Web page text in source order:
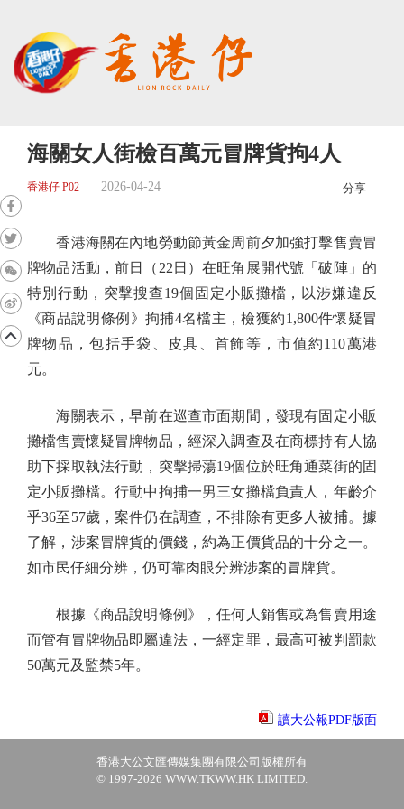
海關女人街檢百萬元冒牌貨拘4人
香港仔 P02 2026-04-24 分享
香港海關在內地勞動節黃金周前夕加強打擊售賣冒
牌物品活動，前日（22日）在旺角展開代號「破陣」的
特別行動，突擊搜查19個固定小販攤檔，以涉嫌違反
《商品說明條例》拘捕4名檔主，檢獲約1,800件懷疑冒
牌物品，包括手袋、皮具、首飾等，市值約110萬港
元。
海關表示，早前在巡查市面期間，發現有固定小販
攤檔售賣懷疑冒牌物品，經深入調查及在商標持有人協
助下採取執法行動，突擊掃蕩19個位於旺角通菜街的固
定小販攤檔。行動中拘捕一男三女攤檔負責人，年齡介
乎36至57歲，案件仍在調查，不排除有更多人被捕。據
了解，涉案冒牌貨的價錢，約為正價貨品的十分之一。
如市民仔細分辨，仍可靠肉眼分辨涉案的冒牌貨。
根據《商品說明條例》，任何人銷售或為售賣用途
而管有冒牌物品即屬違法，一經定罪，最高可被判罰款
50萬元及監禁5年。
讀大公報PDF版面
香港大公文匯傳媒集團有限公司版權所有
© 1997-2026 WWW.TKWW.HK LIMITED.